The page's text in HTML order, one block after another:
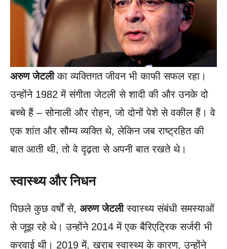
अरुण जेटलीका व्यक्तिगत जीवन भी काफी सफल रहा।
उन्होंने 1982 में संगीता जेटली से शादी की और उनके दो
बच्चे हैं – सोनाली और रोहन, जो दोनों पेशे से वकील हैं। वे
एक शांत और सौम्य व्यक्ति थे, लेकिन जब राष्ट्रहित की
बात आती थी, तो वे दृढ़ता से अपनी बात रखते थे।
स्वास्थ्य और निधन
पिछले कुछ वर्षों से, अरुण जेटलीस्वास्थ्य संबंधी समस्याओं
से जूझ रहे थे। उन्होंने 2014 में एक बैरिएट्रिक सर्जरी भी
करवाई थी। 2019 में, खराब स्वास्थ्य के कारण, उन्होंने